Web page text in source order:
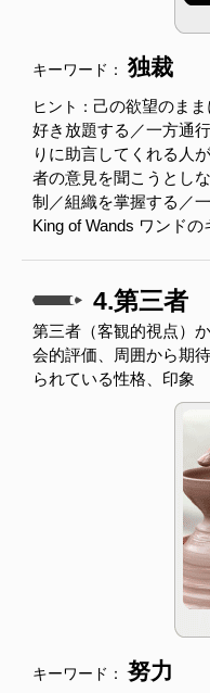
キーワード： 独裁
ヒント： 己の欲望のま
好き放題する／一方通
りに助言してくれる人
者の意見を聞こうとし
制／組織を掌握する／
King of Wands ワンドの
4.第三者
第三者（客観的視点）
会的評価、周囲から期
られている性格、印象
キーワード：努力